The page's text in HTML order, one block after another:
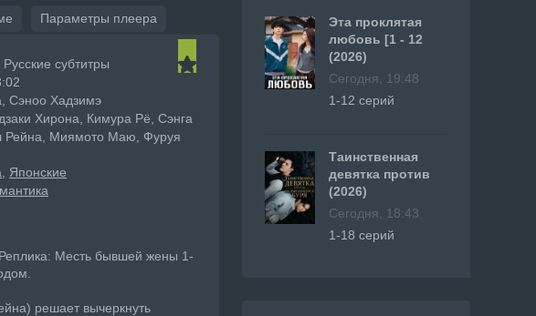
Параметры плеера
Русские субтитры
Сэноо Хадзимэ
Хирона, Кимура Рё, Сэнга
Рейна, Миямото Маю, Фуруя
Японские
Месть бывшей жены 1-
решает вычеркнуть
Эта проклятая
любовь [1 - 12
(2026)
Сегодня, 19:48
1-12 серий
Таинственная
девятка против
(2026)
Сегодня, 18:43
1-18 серий